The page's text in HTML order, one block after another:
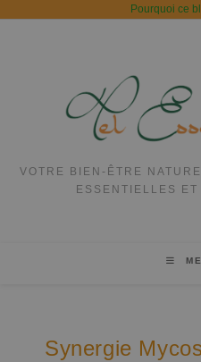
Pourquoi ce
VOTRE BIEN-ÊTRE
ESSENTIELLES
Synergie